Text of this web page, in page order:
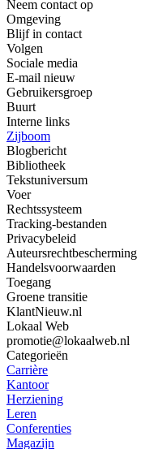
Neem contact op
Omgeving
Blijf in contact
Volgen
Sociale media
E-mail nieuw
Gebruikersgroep
Buurt
Interne links
Zijboom
Blogbericht
Bibliotheek
Tekstuniversum
Voer
Rechtssysteem
Tracking-bestanden
Privacybeleid
Auteursrechtbescherming
Handelsvoorwaarden
Toegang
Groene transitie
KlantNieuw.nl
Lokaal Web
promotie@lokaalweb.nl
Categorieën
Carrière
Kantoor
Herziening
Leren
Conferenties
Magazijn